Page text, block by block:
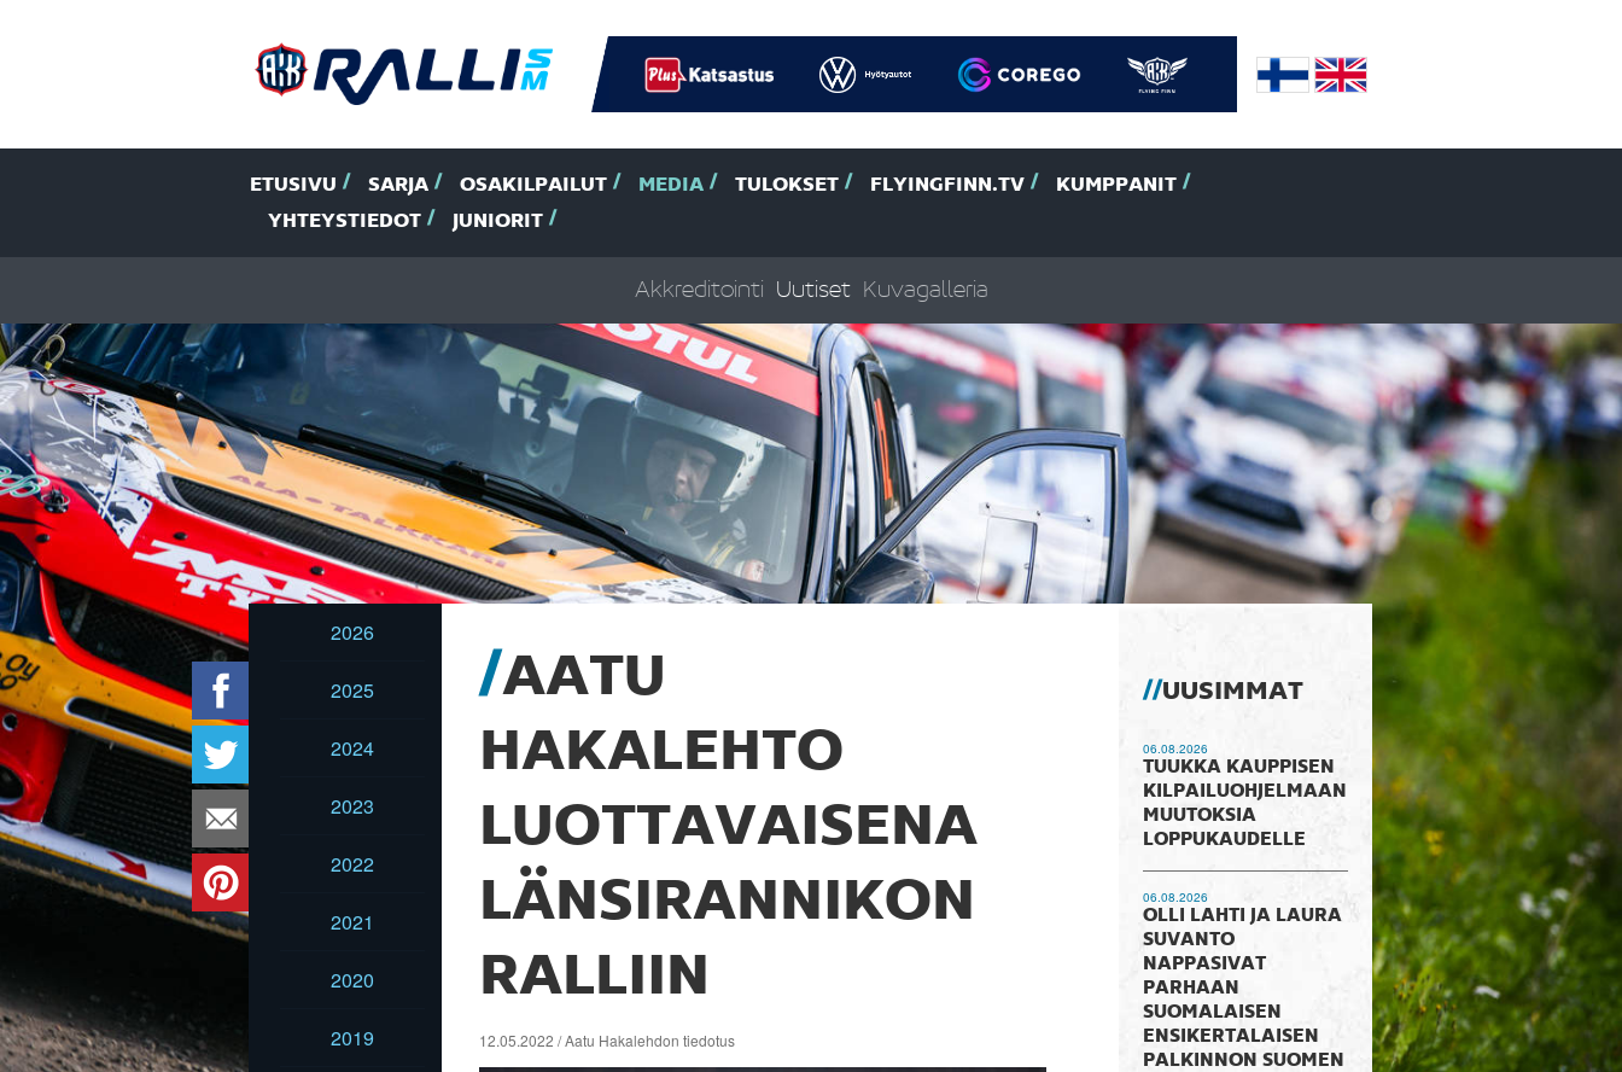
ETUSIVU SARJA OSAKILPAILUT MEDIA TULOKSET FLYINGFINN.TV
KUMPPANIT
YHTEYSTIEDOT
JUNIORIT
Akkreditointi Uutiset Kuvagalleria
2026
2025
2024
2023
2022
2021
2020
2019
AATU
HAKALEHTO
LUOTTAVAISENA
LÄNSIRANNIKON
RALLIIN
12.05.2022 / Aatu Hakalehdon tiedotus
UUSIMMAT
06.08.2026
TUUKKA KAUPPISEN
KILPAILUOHJELMAAN
MUUTOKSIA
LOPPUKAUDELLE
06.08.2026
OLLI LAHTI JA LAURA
SUVANTO
NAPPASIVAT
PARHAAN
SUOMALAISEN
ENSIKERTALAISEN
PALKINNON SUOMEN